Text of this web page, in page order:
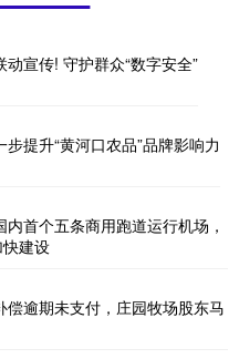
宣传! 守护群众“数字安全”
提升“黄河口农品”品牌影响力
首个五条商用跑道运行机场，
建设
逾期未支付，庄园牧场股东马